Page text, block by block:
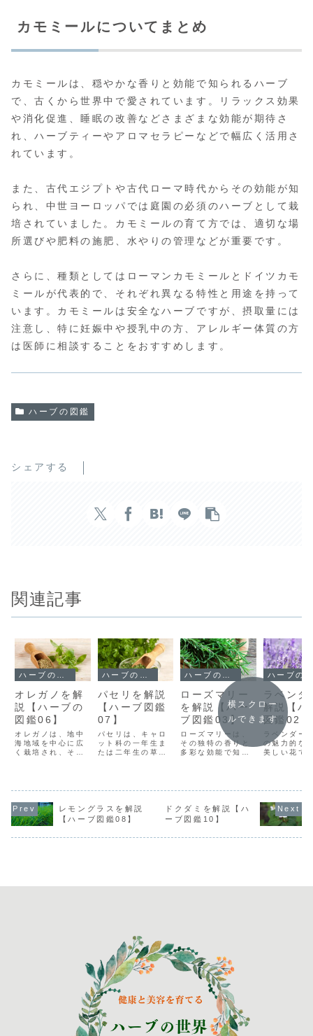
カモミールについてまとめ
カモミールは、穏やかな香りと効能で知られるハーブ
で、古くから世界中で愛されています。リラックス効果
や消化促進、睡眠の改善などさまざまな効能が期待さ
れ、ハーブティーやアロマセラピーなどで幅広く活用さ
れています。
また、古代エジプトや古代ローマ時代からその効能が知
られ、中世ヨーロッパでは庭園の必須のハーブとして栽
培されていました。カモミールの育て方では、適切な場
所選びや肥料の施肥、水やりの管理などが重要です。
さらに、種類としてはローマンカモミールとドイツカモ
ミールが代表的で、それぞれ異なる特性と用途を持って
います。カモミールは安全なハーブですが、摂取量には
注意し、特に妊娠中や授乳中の方、アレルギー体質の方
は医師に相談することをおすすめします。
ハーブの図鑑
シェアする
関連記事
オレガノを解
説【ハーブの
図鑑06】
オレガノは、地中
海地域を中心に広
く栽培され、その
して古くから愛さ
料理で欠かせない
ハーブとして重宝
されてきました。
パセリを解説
【ハーブ図鑑
07】
パセリは、キャロ
ット科の一年生ま
たは二年生の草本
います。その独特
養価から、料理に
おいしいアクセン
トを加えるだけで
ローズマリー
を解説【ハー
ブ図鑑03】
ローズマリーは、
その独特の香りと
多彩な効能で知ら
リーは料理や薬草
されてきました。
その爽やかな香り
は料理に深みを与
ラベンダ
解説【ハ
図鑑02】
ラベンダー
の魅力的な
美しい花で
は庭園や料
さまざまな
愛されてき
た。その穏
横スクロー
ルできます
レモングラスを解説
【ハーブ図鑑08】
ドクダミを解説【ハ
ーブ図鑑10】